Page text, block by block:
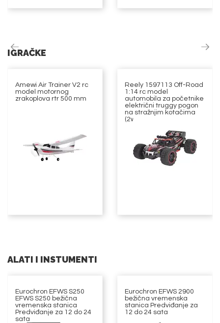
IGRAČKE
Amewi Air Trainer V2 rc
model motornog
zrakoplova rtr 500 mm
Reely 1597113 Off-Road
1:14 rc model
automobila za početnike
električni truggy pogon
na stražnjim kotačima
(2wd)
ALATI I INSTUMENTI
Eurochron EFWS S250
EFWS S250 bežična
vremenska stanica
Predviđanje za 12 do 24
sata
Eurochron EFWS 2900
bežična vremenska
stanica Predviđanje za
12 do 24 sata